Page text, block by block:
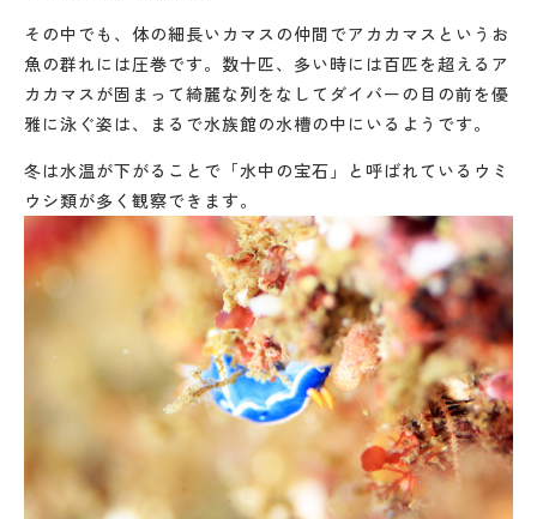
その中でも、体の細長いカマスの仲間でアカカマスというお
魚の群れには圧巻です。数十匹、多い時には百匹を超えるア
カカマスが固まって綺麗な列をなしてダイバーの目の前を優
雅に泳ぐ姿は、まるで水族館の水槽の中にいるようです。
冬は水温が下がることで「水中の宝石」と呼ばれているウミ
ウシ類が多く観察できます。